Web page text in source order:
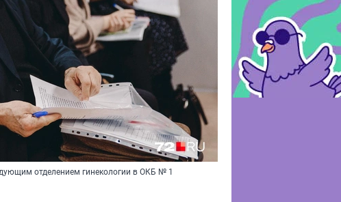
отделением гинекологии в ОКБ № 1